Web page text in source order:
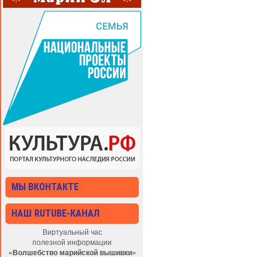
МЫ ВКОНТАКТЕ
НАШ RUTUBE-КАНАЛ
Виртуальный час
полезной информации
«Волшебство марийской вышивки»